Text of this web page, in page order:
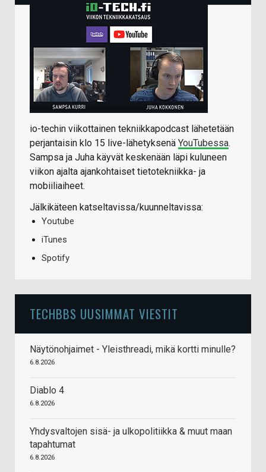
io-techin viikottainen tekniikkapodcast lähetetään
perjantaisin klo 15 live-lähetyksenä YouTubessa.
Sampsa ja Juha käyvät keskenään läpi kuluneen
viikon ajalta ajankohtaiset tietotekniikka- ja
mobiiliaiheet.
Jälkikäteen katseltavissa/kuunneltavissa:
Youtube
iTunes
Spotify
TECHBBS UUSIMMAT VIESTIT
Näytönohjaimet - Yleisthreadi, mikä kortti minulle?
6.8.2026
Diablo 4
6.8.2026
Yhdysvaltojen sisä- ja ulkopolitiikka & muut maan
tapahtumat
6.8.2026